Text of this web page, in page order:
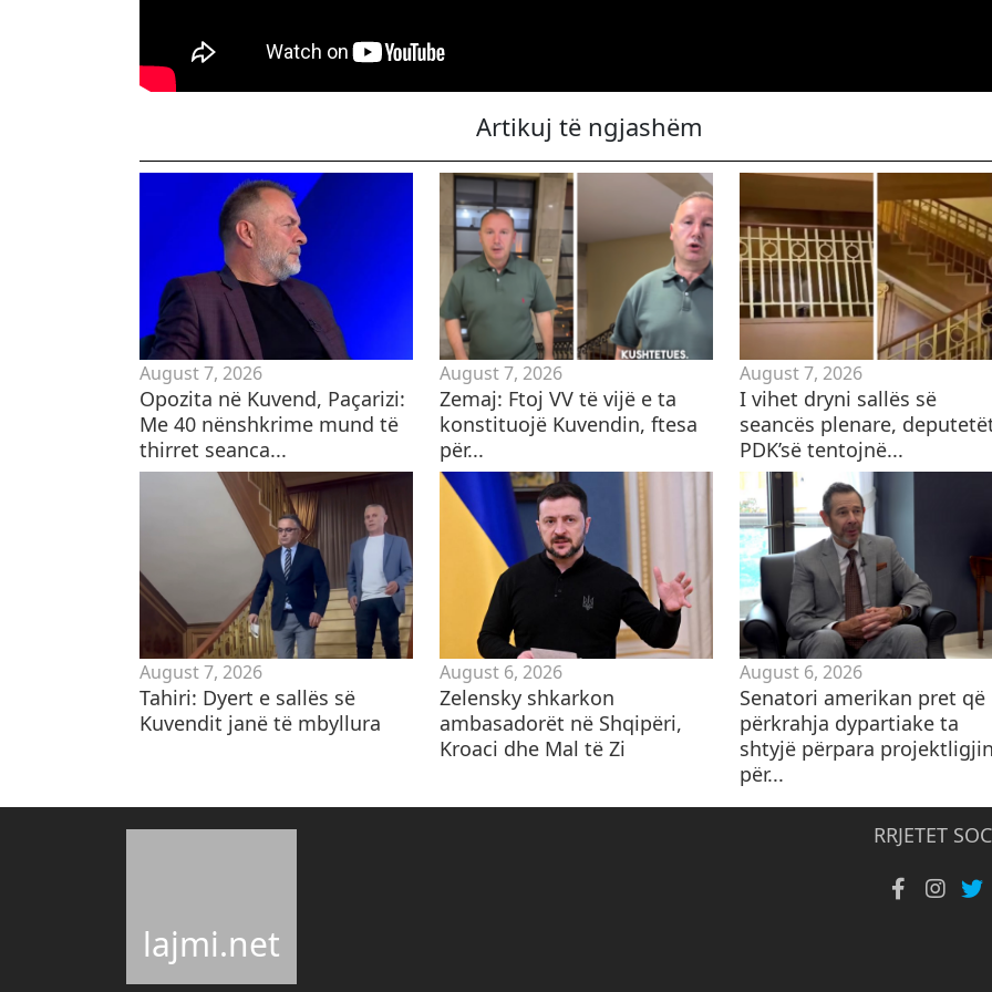
Artikuj të ngjashëm
August 7, 2026
Opozita në Kuvend, Paçarizi:
Me 40 nënshkrime mund të
thirret seanca...
August 7, 2026
Zemaj: Ftoj VV të vijë e ta
konstituojë Kuvendin, ftesa
për...
August 7, 2026
I vihet dryni sallës së
seancës plenare,
PDK’së tentojnë...
August 7, 2026
Tahiri: Dyert e sallës së
Kuvendit janë të mbyllura
August 6, 2026
Zelensky shkarkon
ambasadorët në Shqipëri,
Kroaci dhe Mal të Zi
August 6, 2026
Senatori amerikan pret që
përkrahja dypartiake ta
shtyjë përpara
për...
lajmi.net
RRJETET